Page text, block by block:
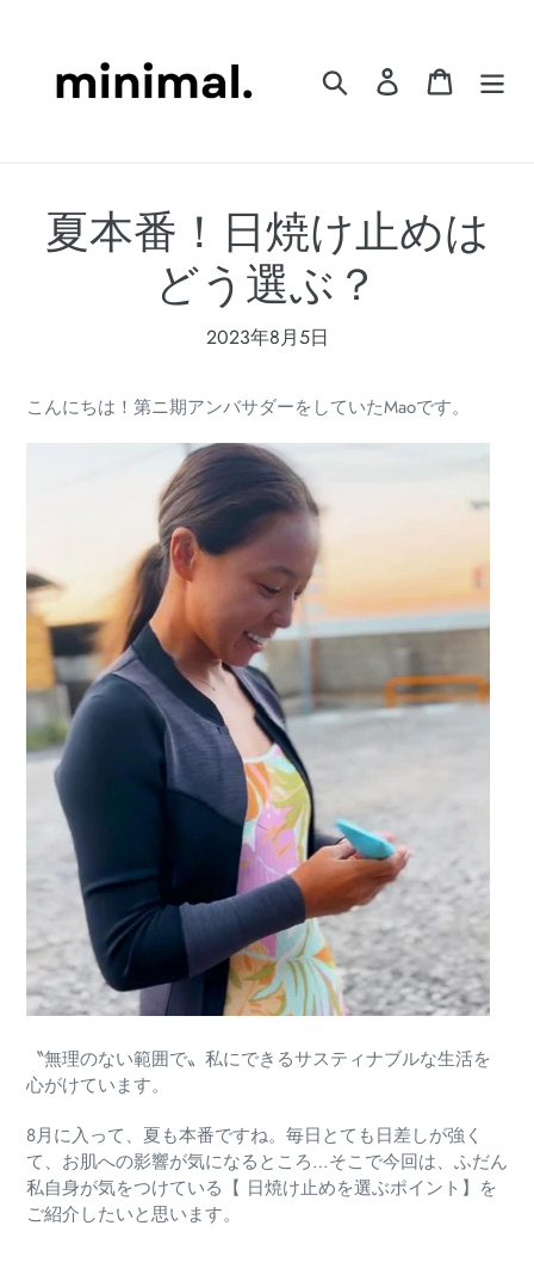
検索 ログインカート
夏本番！日焼け止めは
どう選ぶ？
2023年8月5日
こんにちは！第ニ期アンバサダーをしていたMaoです。
〝無理のない範囲で〟 私にできるサスティナブルな生活を
心がけています。
8月に入って、夏も本番ですね。 毎日とても日差しが強く
て、お肌への影響が気になるところ…そこで今回は、ふだん
私自身が気をつけている【 日焼け止めを選ぶポイント】を
ご紹介したいと思います。